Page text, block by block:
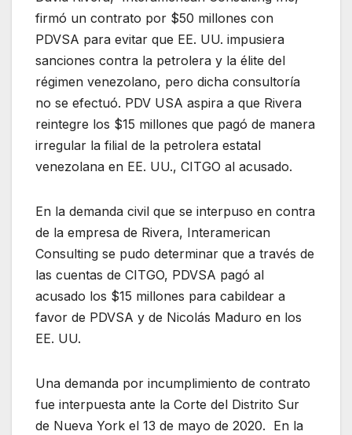
firmó un contrato por $50 millones con
PDVSA para evitar que EE. UU. impusiera
sanciones contra la petrolera y la élite del
régimen venezolano, pero dicha consultoría
no se efectuó. PDV USA aspira a que Rivera
reintegre los $15 millones que pagó de manera
irregular la filial de la petrolera estatal
venezolana en EE. UU., CITGO al acusado.
En la demanda civil que se interpuso en contra
de la empresa de Rivera, Interamerican
Consulting se pudo determinar que a través de
las cuentas de CITGO, PDVSA pagó al
acusado los $15 millones para cabildear a
favor de PDVSA y de Nicolás Maduro en los
EE. UU.
Una demanda por incumplimiento de contrato
fue interpuesta ante la Corte del Distrito Sur
de Nueva York el 13 de mayo de 2020. En la